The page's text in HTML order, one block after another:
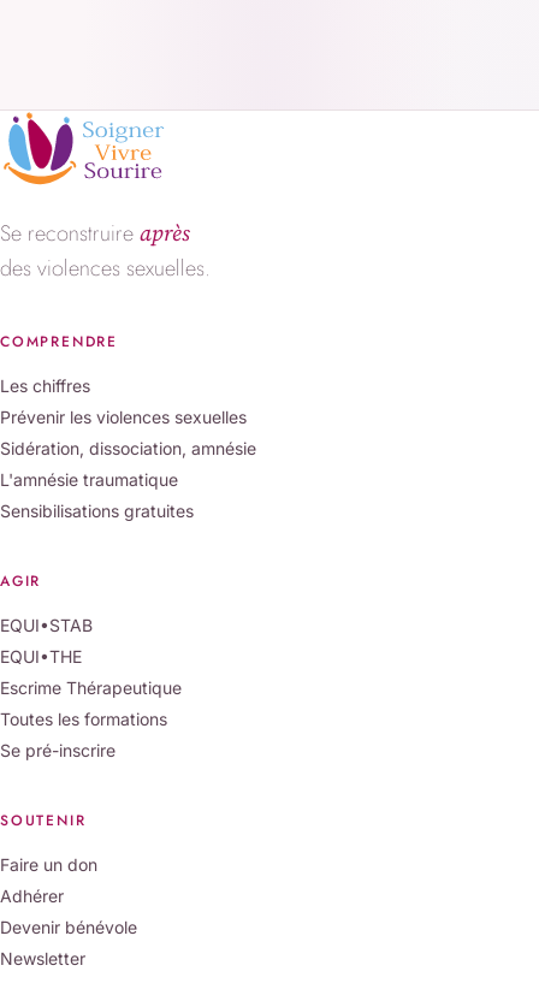
Se reconstruire après
des violences sexuelles.
COMPRENDRE
Les chiffres
Prévenir les violences sexuelles
Sidération, dissociation, amnésie
L'amnésie traumatique
Sensibilisations gratuites
AGIR
EQUI•STAB
EQUI•THE
Escrime Thérapeutique
Toutes les formations
Se pré-inscrire
SOUTENIR
Faire un don
Adhérer
Devenir bénévole
Newsletter